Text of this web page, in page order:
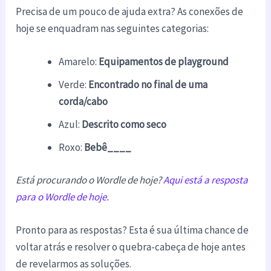
Precisa de um pouco de ajuda extra? As conexões de
hoje se enquadram nas seguintes categorias:
Amarelo: Equipamentos de playground
Verde: Encontrado no final de uma
corda/cabo
Azul: Descrito como seco
Roxo: Bebê____
Está procurando o Wordle de hoje?Aqui está a resposta
para o Wordle de hoje.
Pronto para as respostas? Esta é sua última chance de
voltar atrás e resolver o quebra-cabeça de hoje antes
de revelarmos as soluções.